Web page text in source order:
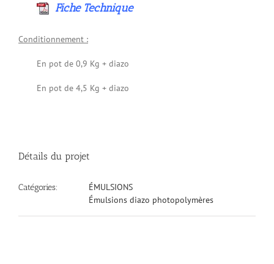
Fiche Technique
Conditionnement :
En pot de 0,9 Kg + diazo
En pot de 4,5 Kg + diazo
Détails du projet
Catégories:
ÉMULSIONS
Émulsions diazo photopolymères